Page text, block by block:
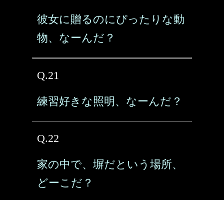
彼女に贈るのにぴったりな動
物、なーんだ？
Q.21
練習好きな照明、なーんだ？
Q.22
家の中で、塀だという場所、
どーこだ？